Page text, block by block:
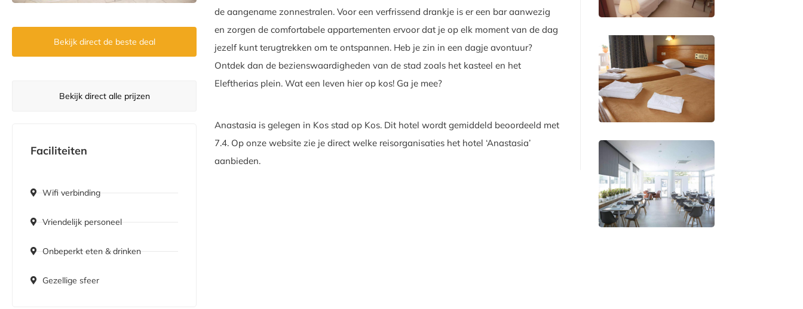
Bekijk direct de beste deal
Bekijk direct alle prijzen
Faciliteiten
Wifi verbinding
Vriendelijk personeel
Onbeperkt eten & drinken
Gezellige sfeer
de aangename zonnestralen. Voor een verfrissend drankje is er een bar aanwezig
en zorgen de comfortabele appartementen ervoor dat je op elk moment van de dag
jezelf kunt terugtrekken om te ontspannen. Heb je zin in een dagje avontuur?
Ontdek dan de bezienswaardigheden van de stad zoals het kasteel en het
Eleftherias plein. Wat een leven hier op kos! Ga je mee?
Anastasia is gelegen in Kos stad op Kos. Dit hotel wordt gemiddeld beoordeeld met
7.4. Op onze website zie je direct welke reisorganisaties het hotel ‘Anastasia’
aanbieden.